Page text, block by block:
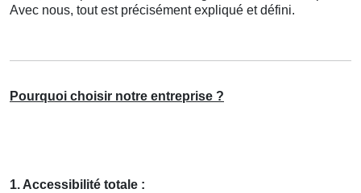
Avec nous, tout est précisément expliqué et défini.
Pourquoi choisir notre entreprise ?
1. Accessibilité totale :